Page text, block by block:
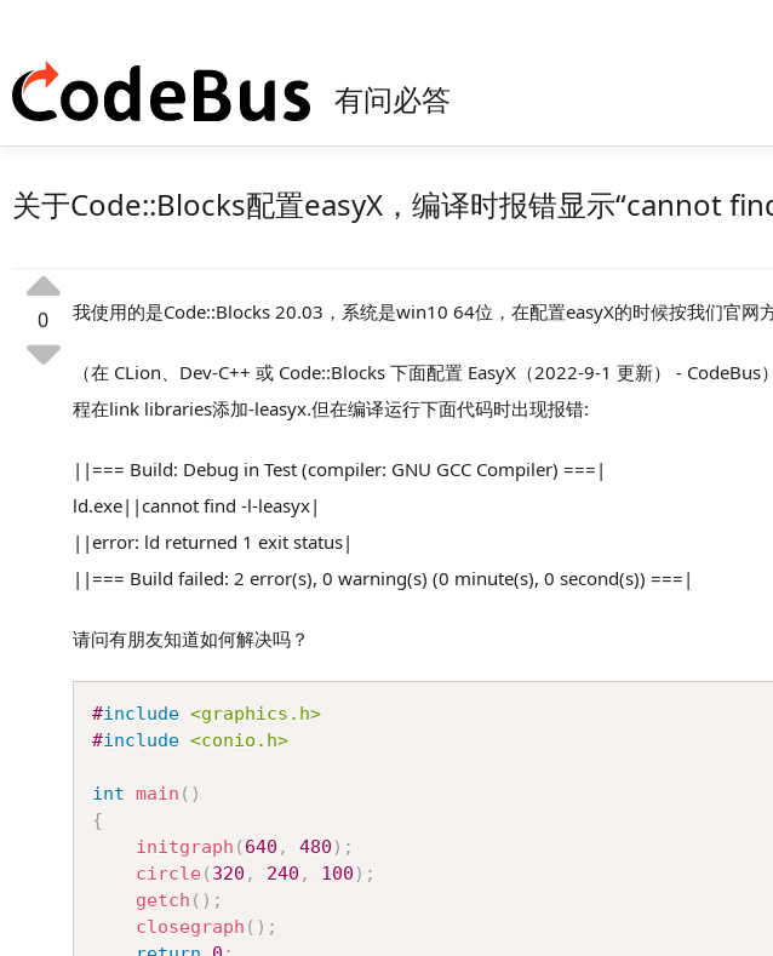
有问必答
关于Code::Blocks配置easyX，编译时报错显示“cannot
0 我使用的是Code::Blocks 20.03，系统是win10 64位，在配置easyX的时候按我们官网
（在 CLion、Dev-C++ 或 Code::Blocks 下面配置 EasyX（2022-9-1 更新） -
程在link libraries添加-leasyx.但在编译运行下面代码时出现报错:
||=== Build: Debug in Test (compiler: GNU GCC Compiler) ===|
ld.exe||cannot find -l-leasyx|
||error: ld returned 1 exit status|
||=== Build failed: 2 error(s), 0 warning(s) (0 minute(s), 0 second(s)) ===|
请问有朋友知道如何解决吗？
#include <graphics.h>
#include <conio.h>
int main ( )
{
initgraph ( 640 , 480 ) ;
circle( 320 , 240 , 100 ) ;
getch ( ) ;
closegraph ( ) ;